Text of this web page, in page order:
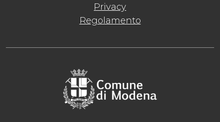
Privacy
Regolamento